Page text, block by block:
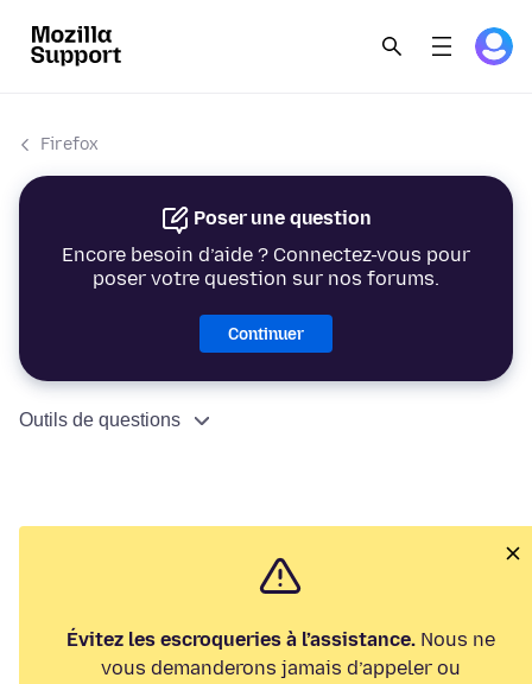
Firefox
Poser une question
Encore besoin d’aide ? Connectez-vous pour
poser votre question sur nos forums.
Continuer
Outils de questions
Évitez les escroqueries à l’assistance.Nous ne
vous demanderons jamais d’appeler ou